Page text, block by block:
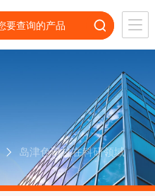
岛津色谱柱在科研领域